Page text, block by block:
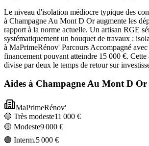
Le niveau d'isolation médiocre typique des
à Champagne Au Mont D Or augmente les
rapport à la norme actuelle. Un artisan RGE
systématiquement un bouquet de travaux :
à MaPrimeRénov' Parcours Accompagné
financement pouvant atteindre 15 000 €. Cette
divise par deux le temps de retour sur
Aides à Champagne Au Mont D Or
MaPrimeRénov'
🔵 Très modeste11 000 €
🟡 Modeste9 000 €
🟣 Interm.5 000 €